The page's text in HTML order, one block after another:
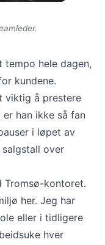
hele dagen,
kundene.
viktig å prestere
han ikke så fan
i løpet av
over
Tromsø-kontoret.
her. Jeg har
eller i tidligere
hver